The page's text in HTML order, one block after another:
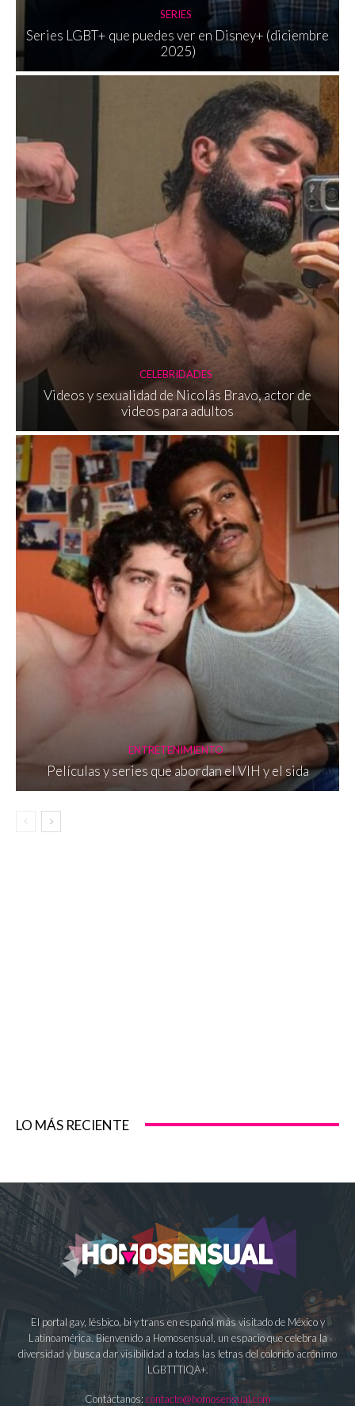
SERIES
Series LGBT+ que puedes ver en Disney+ (diciembre
2025)
CELEBRIDADES
Videos y sexualidad de Nicolás Bravo, actor de
videos para adultos
ENTRETENIMIENTO
Películas y series que abordan el VIH y el sida
LO MÁS RECIENTE
El portal gay, lésbico, bi y trans en español más visitado de México y
Latinoamérica. Bienvenido a Homosensual, un espacio que celebra la
diversidad y busca dar visibilidad a todas las letras del colorido acrónimo
LGBTTTIQA+.
Contáctanos: contacto@homosensual.com